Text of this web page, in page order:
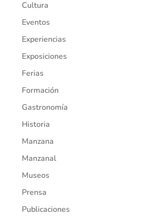
Cultura
Eventos
Experiencias
Exposiciones
Ferias
Formación
Gastronomía
Historia
Manzana
Manzanal
Museos
Prensa
Publicaciones